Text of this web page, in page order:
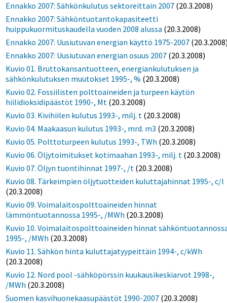
Ennakko 2007: Sähkönkulutus sektoreittain 2007 (20.3.2008)
Ennakko 2007: Sähköntuotantokapasiteetti
huippukuormituskaudella vuoden 2008 alussa (20.3.2008)
Ennakko 2007: Uusiutuvan energian käyttö 1975-2007
Ennakko 2007: Uusiutuvan energian osuus 2007 (20.3.2008)
Kuvio 01. Bruttokansantuotteen, energiankulutuksen ja
sähkönkulutuksen muutokset 1995-, % (20.3.2008)
Kuvio 02. Fossiilisten polttoaineiden ja turpeen käytön
hiilidioksidipäästöt 1990-, Mt (20.3.2008)
Kuvio 03. Kivihiilen kulutus 1993-, milj. t (20.3.2008)
Kuvio 04. Maakaasun kulutus 1993-, mrd. m3 (20.3.2008)
Kuvio 05. Polttoturpeen kulutus 1993-, TWh (20.3.2008)
Kuvio 06. Öljytoimitukset kotimaahan 1993-, milj. t (20.3.2008)
Kuvio 07. Öljyn tuontihinnat 1997-, /t (20.3.2008)
Kuvio 08. Tärkeimpien öljytuotteiden kuluttajahinnat 1995-, c/l
(20.3.2008)
Kuvio 09. Voimalaitospolttoaineiden hinnat
lämmöntuotannossa 1995-, /MWh (20.3.2008)
Kuvio 10. Voimalaitospolttoaineiden hinnat
1995-, /MWh (20.3.2008)
Kuvio 11. Sähkön hinta kuluttajatyypeittäin 1994-, c/kWh
(20.3.2008)
Kuvio 12. Nord pool -sähköpörssin kuukausikeskiarvot 1998-,
/MWh (20.3.2008)
Suomen kasvihuonekaasupäästöt 1990-2007 (20.3.2008)